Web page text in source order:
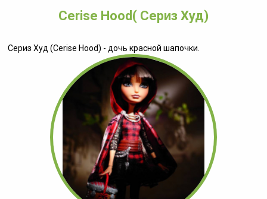
Cerise Hood( Сериз Худ)
Сериз Худ (Cerise Hood) - дочь красной шапочки.